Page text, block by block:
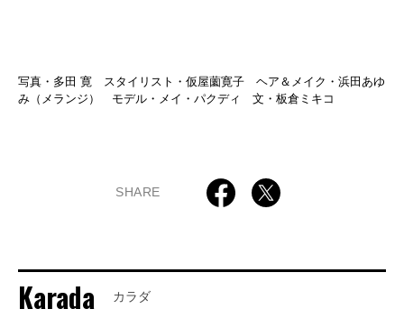
写真・多田 寛 スタイリスト・仮屋薗寛子 ヘア＆メイク・浜田あゆ
み（メランジ） モデル・メイ・パクディ 文・板倉ミキコ
SHARE
Karada カラダ